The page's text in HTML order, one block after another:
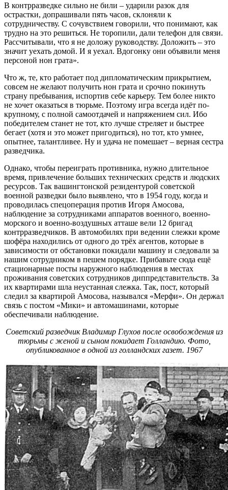
В контрразведке сильно не били – ударили разок для
острастки, допрашивали пять часов, склоняли к
сотрудничеству. С сочувствием говорили, что понимают, как
трудно на это решиться. Не торопили, дали телефон для связи.
Рассчитывали, что я не доложу руководству. Доложить – это
значит уехать домой. И я уехал. Вдогонку они объявили меня
персоной нон грата».
Что ж, те, кто работает под дипломатическим прикрытием,
совсем не желают получить нон грата и срочно покинуть
страну пребывания, испортив себе карьеру. Тем более никто
не хочет оказаться в тюрьме. Поэтому игра всегда идёт по-
крупному, с полной самоотдачей и напряжением сил. Ибо
победителем станет не тот, кто лучше стреляет и быстрее
бегает (хотя и это может пригодиться), но тот, кто умнее,
опытнее, талантливее. Ну и удача не помешает – верная сестра
разведчика.
Однако, чтобы переиграть противника, нужно длительное
время, привлечение больших технических средств и людских
ресурсов. Так вашингтонской резидентурой советской
военной разведки было выявлено, что в 1954 году, когда и
проводилась спецоперация против Игоря Амосова,
наблюдение за сотрудниками аппаратов военного, военно-
морского и военно-воздушных атташе вели 12 бригад
контрразведчиков. В автомобилях при ведении слежки кроме
шофёра находились от одного до трёх агентов, которые в
зависимости от обстановки покидали машину и следовали за
нашим сотрудником в пешем порядке. Прибавьте сюда ещё
стационарные посты наружного наблюдения в местах
проживания советских сотрудников диппредставительств. За
их квартирами шла неустанная слежка. Так, пост, который
следил за квартирой Амосова, назывался «Мерфи». Он держал
связь с постом «Мики» и автомашинами, которые
обеспечивали наблюдение.
Советский разведчик Владимир Глухов после освобождения из
тюрьмы с женой и сыном покидает Голландию. Фото,
опубликованное в одной из голландских газет. 1967